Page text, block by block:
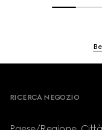
RICERCA NEGOZIO